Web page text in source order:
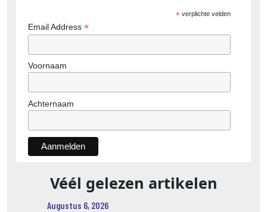
*verplichte velden
Email Address *
Voornaam
Achternaam
Véél gelezen artikelen
Augustus 6, 2026